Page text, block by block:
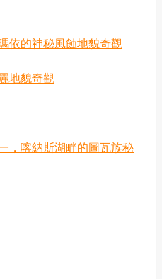
依的神秘風蝕地貌奇觀
地貌奇觀
，喀納斯湖畔的圖瓦族秘